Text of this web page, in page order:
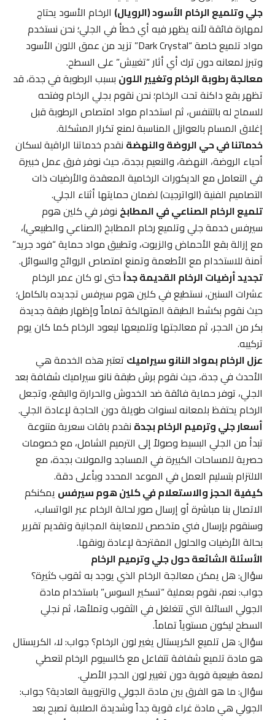
جلي وتلميع الرخام الأسود (الرويال)الرخام الأسود يحتاج
لمهارة فائقة لأنه يظهر فيه أي خطأ في الجلي؛ نحن نستخدم
مواد تلميع خاصة “Dark Crystal” تزيد من عمق اللون الأسود
وتبرز لمعانه دون ترك أي أثار “تغبيش” على السطح.
معالجة رطوبة الرخام وتغيير اللونبسبب الرطوبة في جدة، قد
تظهر بقع داكنة تحت الرخام؛ نحن نقوم بجلي الرخام وفتحه
للسماح له بالتنفس، ثم استخدام مواد امتصاص الرطوبة قبل
إغلاق المسام بالعوازل المناسبة لمنع تكرار المشكلة.
خدماتنا في حي الروضة والنهضةنقدم خدماتنا الراقية لسكان
أحياء الروضة، النهضة، والنعيم بجدة، حيث نوفر فرق عمل خبيرة
في التعامل مع الديكورات الرخامية المعقدة والأرضيات ذات
التصاميم الفنية (الواترجيت) لضمان حمايتها أثناء الجلي.
تلميع الرخام الصناعي في المطابخنوفر في كلين هوم
سيرفس خدمة جلي وتلميع رخام المطابخ (الصناعي والطبيعي)،
مع إزالة بقع الأحماض والزيوت، وتطبيق مواد حماية “فود جريد”
آمنة للاستخدام مع الأطعمة وتمنع امتصاص الروائح والسوائل.
تجديد أرضيات الرخام القديمة جداًحتى لو كان عمر الرخام
عشرات السنين، نستطيع في كلين هوم سيرفس تجديده بالكامل؛
حيث نقوم بكشط الطبقة المتهالكة تماماً وإظهار طبقة جديدة
بكر من الحجر، ثم معالجتها وتلميعها ليعود الرخام كما كان يوم
تركيبه.
عزل الرخام بمواد النانو سيراميكتعتبر هذه الخدمة هي
الأحدث في جدة، حيث نقوم برش طبقة نانو سيراميك شفافة بعد
الجلي، توفر حماية فائقة ضد الخدوش والحرارة والبقع، وتجعل
الرخام يحتفظ بلمعانه لسنوات طويلة دون الحاجة لإعادة الجلي.
أسعار جلي وترميم الرخام بجدةنقدم باقات سعرية متنوعة
تبدأ من الجلي البسيط وصولاً إلى الترميم الشامل، مع خصومات
حصرية للمساحات الكبيرة في المساجد والمولات بجدة، مع
الالتزام بتسليم العمل في الموعد المحدد وبأعلى دقة.
كيفية الحجز والاستعلام في كلين هوم سيرفسيمكنكم
الاتصال بنا مباشرة أو إرسال صور لحالة الرخام عبر الواتساب،
وسنقوم بإرسال فني متخصص للمعاينة المجانية وتقديم تقرير
بحالة الأرضيات والحلول المقترحة لإعادة رونقها.
الأسئلة الشائعة حول جلي وترميم الرخام
سؤال: هل يمكن معالجة الرخام الذي يوجد به ثقوب كثيرة؟
جواب: نعم، نقوم بعملية “تسكير السوس” باستخدام مادة
الجولي السائلة التي تتغلغل في الثقوب وتملأها، ثم نجلي
السطح ليكون مستوياً تماماً.
سؤال: هل تلميع الكريستال يغير لون الرخام؟ جواب: لا، الكريستال
هو مادة تلميع شفافة تتفاعل مع كالسيوم الرخام لتعطي
لمعة طبيعية قوية دون تغيير لون الحجر الأصلي.
سؤال: ما هو الفرق بين مادة الجولي والترويبة العادية؟ جواب:
الجولي هي مادة غراء قوية جداً وشديدة الصلابة تصبح بعد